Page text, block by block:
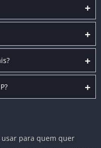
+
+
+
+
para quem quer